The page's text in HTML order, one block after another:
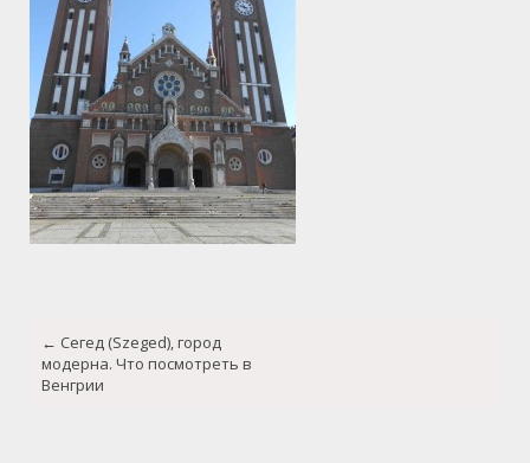
navigation
← Сегед (Szeged), город
модерна. Что посмотреть в
Венгрии